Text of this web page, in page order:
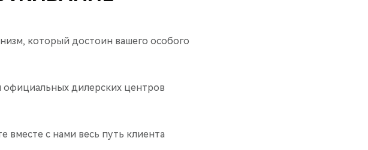
который достоин вашего особого
официальных дилерских центров
вместе с нами весь путь клиента